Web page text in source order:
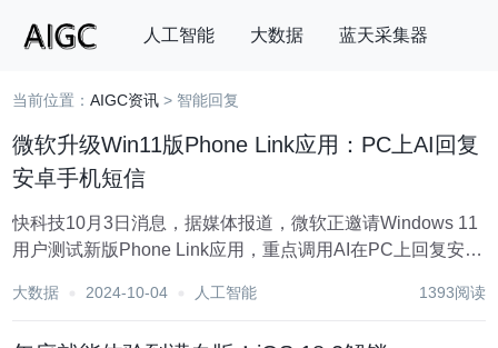
人工智能 大数据 蓝天采集器
搜索
当前位置：AIGC资讯 > 智能回复
微软升级Win11版Phone Link应用：PC上AI回复
安卓手机短信
快科技10月3日消息，据媒体报道，微软正邀请Windows 11
用户测试新版Phone Link应用，重点调用AI在PC上回复安卓
Link应用已推出了1.24082.137.0版本更...
大数据 2024-10-04 人工智能 1393阅读